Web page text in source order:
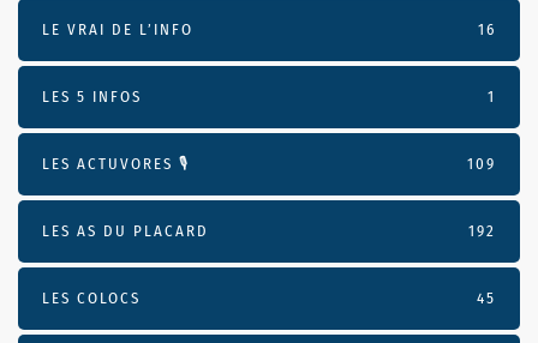
LE VRAI DE L’INFO 16
LES 5 INFOS 1
LES ACTUVORES 🎙 109
LES AS DU PLACARD 192
LES COLOCS 45